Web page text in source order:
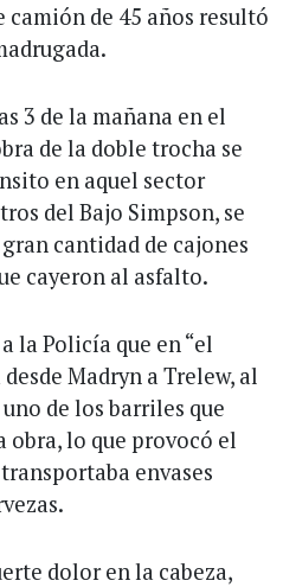
camión de 45 años resultó
3 de la mañana en el
de la doble trocha se
en aquel sector
del Bajo Simpson, se
cantidad de cajones
cayeron al asfalto.
la Policía que en “el
Madryn a Trelew, al
de los barriles que
obra, lo que provocó el
envases
dolor en la cabeza,